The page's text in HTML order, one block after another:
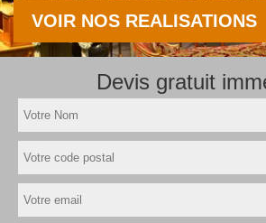
VOIR NOS REALISATIONS
Devis gratuit